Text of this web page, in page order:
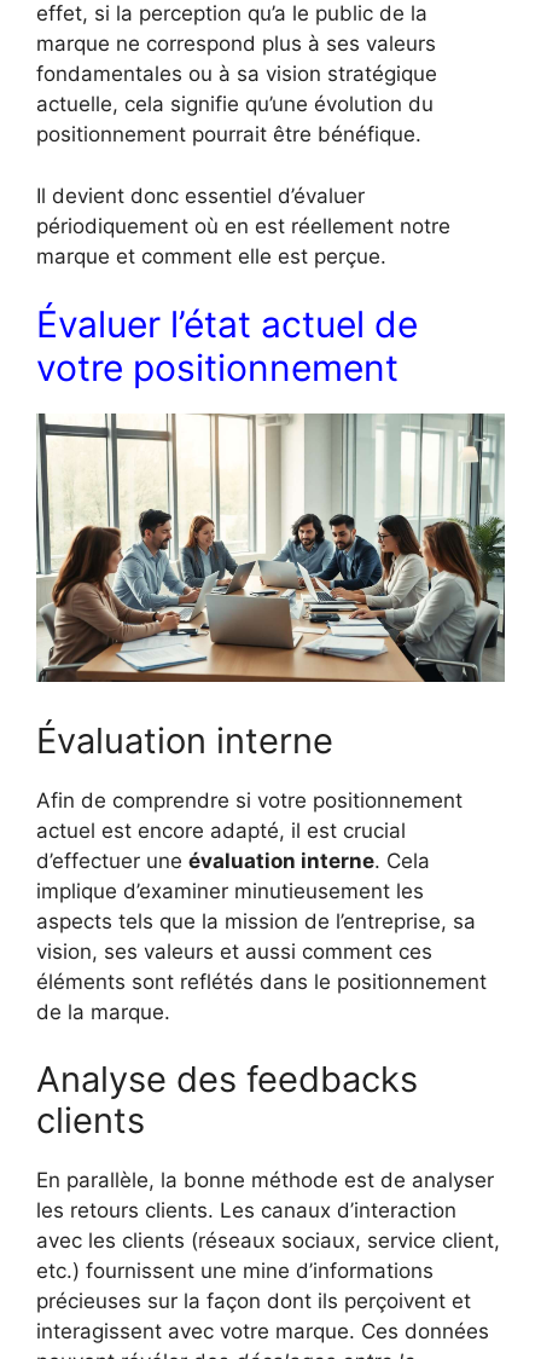
effet, si la perception qu’a le public de la
marque ne correspond plus à ses valeurs
fondamentales ou à sa vision stratégique
actuelle, cela signifie qu’une évolution du
positionnement pourrait être bénéfique.
Il devient donc essentiel d’évaluer
périodiquement où en est réellement notre
marque et comment elle est perçue.
Évaluer l’état actuel de
votre positionnement
Évaluation interne
Afin de comprendre si votre positionnement
actuel est encore adapté, il est crucial
d’effectuer une évaluation interne. Cela
implique d’examiner minutieusement les
aspects tels que la mission de l’entreprise, sa
vision, ses valeurs et aussi comment ces
éléments sont reflétés dans le positionnement
de la marque.
Analyse des feedbacks
clients
En parallèle, la bonne méthode est de analyser
les retours clients. Les canaux d’interaction
avec les clients (réseaux sociaux, service client,
etc.) fournissent une mine d’informations
précieuses sur la façon dont ils perçoivent et
interagissent avec votre marque. Ces données